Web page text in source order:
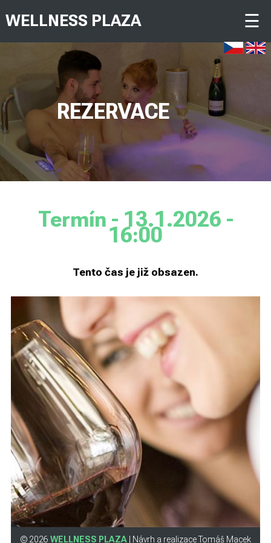
WELLNESS PLAZA ☰
REZERVACE
Termín - 13.1.2026 -
16:00
Tento čas je již obsazen.
© 2026 WELLNESS PLAZA| Návrh a realizace Tomáš Macek